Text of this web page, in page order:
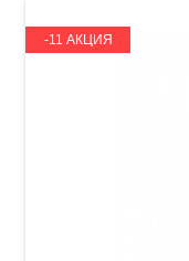
-11 АКЦИЯ